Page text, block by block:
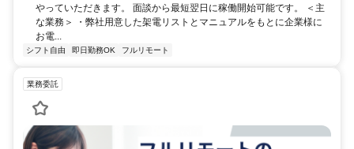
やっていただきます。 面談から最短翌日に稼働開始可能です。 ＜主
な業務＞ ・弊社用意した架電リストとマニュアルをもとに企業様に
お電...
シフト自由 即日勤務OK フルリモート
業務委託